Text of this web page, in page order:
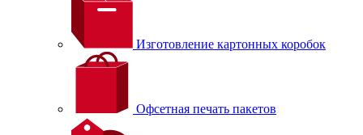
Изготовление картонных коробок
Офсетная печать пакетов